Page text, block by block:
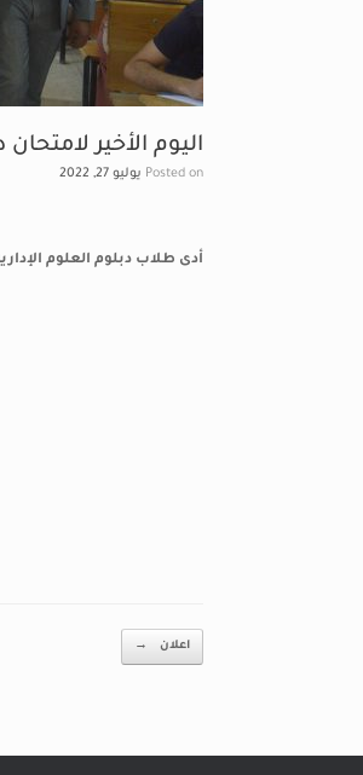
اليوم الأخير
Posted on يوليو 27, 2022
أدى طلاب دبلوم العلوم
Post navigation
اعلان →